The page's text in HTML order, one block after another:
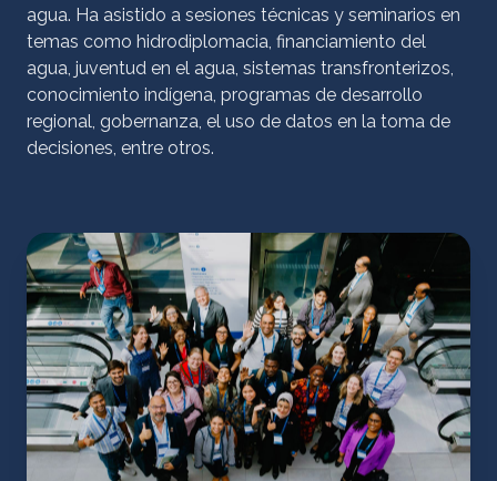
agua. Ha asistido a sesiones técnicas y seminarios en
temas como hidrodiplomacia, financiamiento del
agua, juventud en el agua, sistemas transfronterizos,
conocimiento indígena, programas de desarrollo
regional, gobernanza, el uso de datos en la toma de
decisiones, entre otros.